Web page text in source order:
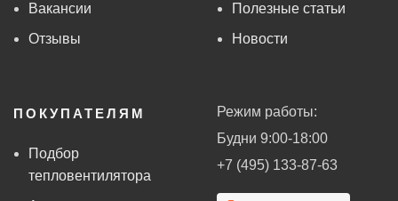
Вакансии
Отзывы
Полезные статьи
Новости
ПОКУПАТЕЛЯМ
Подбор
тепловентилятора
Режим работы:
Будни 9:00-18:00
+7 (495) 133-87-63